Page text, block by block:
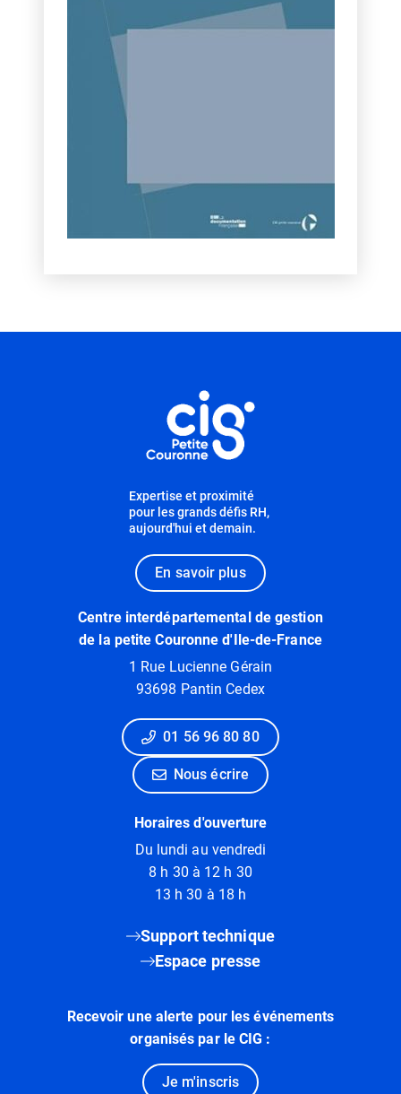
Expertise et proximité
pour les grands défis RH,
aujourd'hui et demain.
En savoir plus
Centre interdépartemental de gestion
de la petite Couronne d'Ile-de-France
1 Rue Lucienne Gérain
93698 Pantin Cedex
01 56 96 80 80
Nous écrire
Horaires d'ouverture
Du lundi au vendredi
8 h 30 à 12 h 30
13 h 30 à 18 h
Support technique
Espace presse
Recevoir une alerte pour les événements
organisés par le CIG :
Je m'inscris